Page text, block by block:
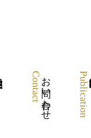
お問い合わせ
Contact Publication